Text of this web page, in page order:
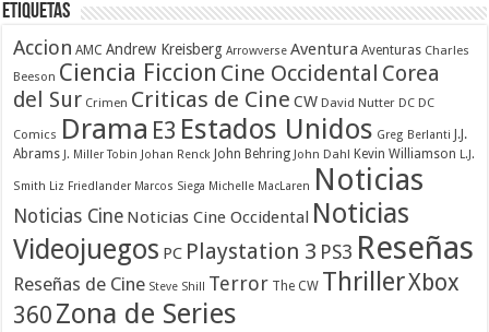
Etiquetas
Accion AMC Andrew Kreisberg Arrowverse Aventura Aventuras Charles
Beeson Ciencia Ficcion Cine Occidental Corea
del Sur Crimen Criticas de Cine CW David Nutter DC DC
Comics Drama E3 Estados Unidos Greg Berlanti
J.J.
Abrams J. Miller Tobin Johan Renck John Behring John Dahl Kevin Williamson L.J.
Smith Liz Friedlander Marcos Siega Michelle MacLaren Noticias
Noticias Cine Noticias Cine Occidental Noticias
Videojuegos PC Playstation 3 PS3 Reseñas
Reseñas de Cine Steve Shill Terror The CW ThrillerXbox
360 Zona de Series